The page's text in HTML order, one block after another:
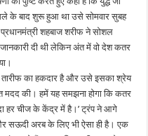
के बाद शुरू हुआ था उसे सोमवार सुबह
शहबाज शरीफ ने सोशल
दी थी लेकिन अंत में वो देश कतर
तारीफ का हकदार है और उसे इसका श्रेय
मदद की। हमें यह समझना होगा कि कतर
हर चीज के केंद्र में है।’ ट्रंप ने आगे
सऊदी अरब के लिए भी ऐसा ही है। एक